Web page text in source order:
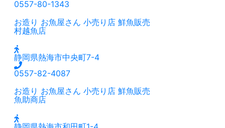
0557-80-1343
お造り お魚屋さん 小売り店 鮮魚販売
村越魚店
静岡県熱海市中央町7-4
0557-82-4087
お造り お魚屋さん 小売り店 鮮魚販売
魚助商店